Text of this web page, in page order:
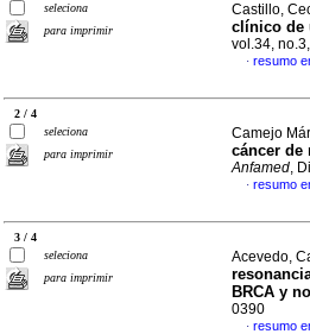
seleciona
para imprimir
Castillo,
clínico de
vol.34,
· resumo
2 / 4
seleciona
para imprimir
Camejo
cáncer de
Anfamed,
· resumo
3 / 4
seleciona
para imprimir
Acevedo,
BRCA y
0390
· resumo